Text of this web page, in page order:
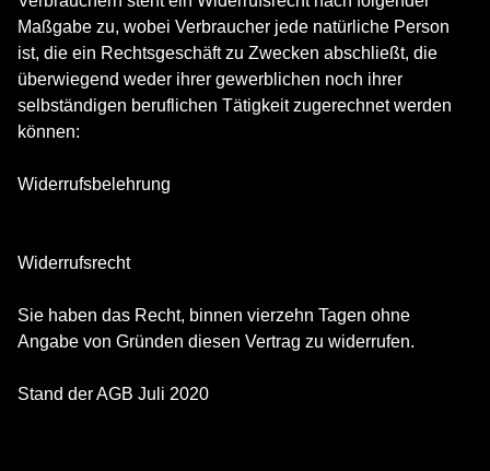
Maßgabe zu, wobei Verbraucher jede natürliche Person
ist, die ein Rechtsgeschäft zu Zwecken abschließt, die
überwiegend weder ihrer gewerblichen noch ihrer
selbständigen beruflichen Tätigkeit zugerechnet werden
können:
Widerrufsbelehrung
Widerrufsrecht
Sie haben das Recht, binnen vierzehn Tagen ohne
Angabe von Gründen diesen Vertrag zu widerrufen.
Stand der AGB Juli 2020